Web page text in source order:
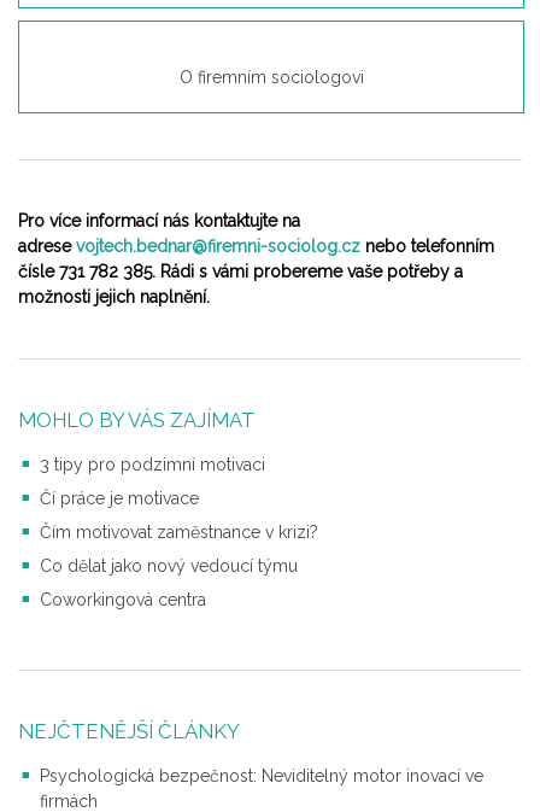
O firemním sociologovi
Pro více informací nás kontaktujte na
adresevojtech.bednar@firemni-sociolog.cz nebo telefonním
čísle 731 782 385. Rádi s vámi probereme vaše potřeby a
možnosti jejich naplnění.
MOHLO BY VÁS ZAJÍMAT
3 tipy pro podzimní motivaci
Čí práce je motivace
Čím motivovat zaměstnance v krizi?
Co dělat jako nový vedoucí týmu
Coworkingová centra
NEJČTENĚJŠÍ ČLÁNKY
Psychologická bezpečnost: Neviditelný motor inovací ve
firmách